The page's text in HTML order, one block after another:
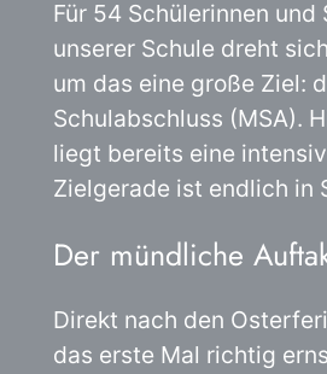
Für 54 Schülerinnen und
unserer Schule dreht
um das eine große Ziel:
Schulabschluss (MSA).
liegt bereits eine
Zielgerade ist endlich in
Der mündliche
Direkt nach den
das erste Mal richtig